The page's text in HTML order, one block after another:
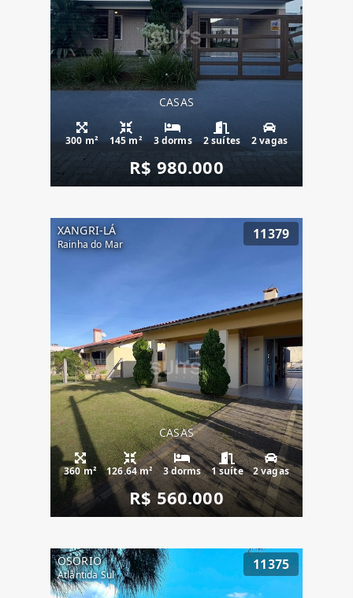
CASAS
300 m² 145 m² 3 dorms 2 suítes 2 vagas
R$ 980.000
XANGRI-LÁ
Rainha do Mar
11379
CASAS
360 m² 126.64 m² 3 dorms 1 suíte 2 vagas
R$ 560.000
OSÓRIO
Atlântida Sul
11375